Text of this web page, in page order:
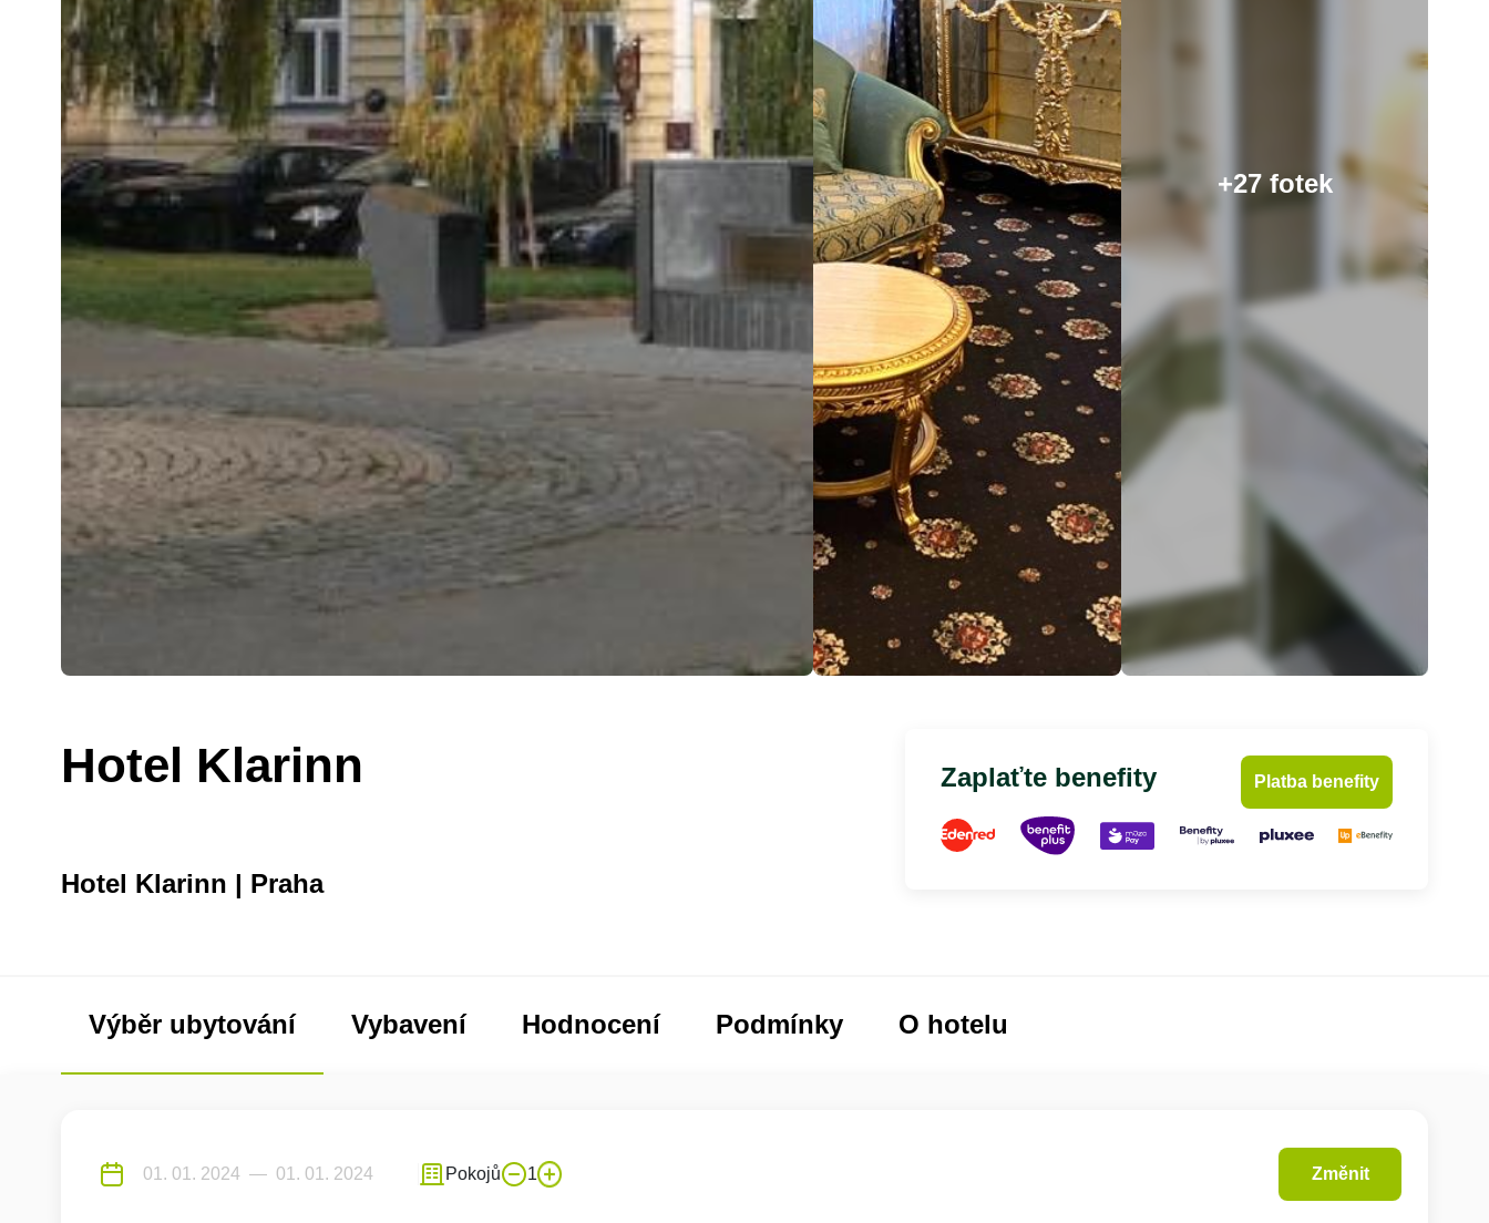
+27 fotek
Hotel Klarinn
Hotel Klarinn | Praha
Zaplaťte benefity Platba benefity
Výběr ubytování Vybavení Hodnocení Podmínky O hotelu
Pokojů 1 Změnit